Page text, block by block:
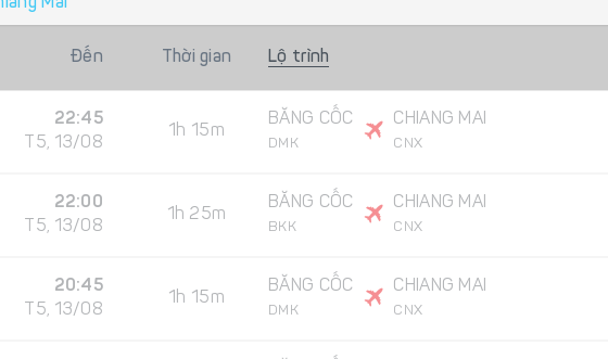
Đến Thời gian Lộ trình
22:45
T5, 13/08
1h 15m
BĂNG CỐC
DMK
CHIANG MAI
CNX
22:00
T5, 13/08
1h 25m
BĂNG CỐC
BKK
CHIANG MAI
CNX
20:45
T5, 13/08
1h 15m
BĂNG CỐC
DMK
CHIANG MAI
CNX